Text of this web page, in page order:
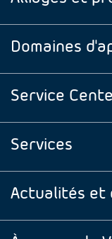
Domaines
Service
Services
Actualités et